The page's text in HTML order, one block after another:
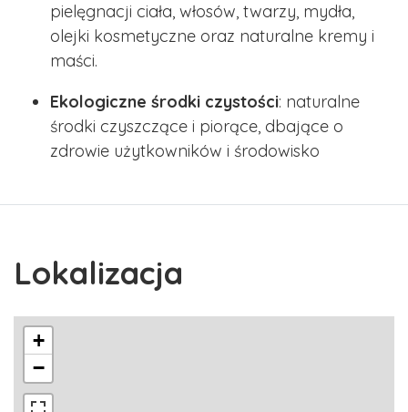
pielęgnacji ciała, włosów, twarzy, mydła,
olejki kosmetyczne oraz naturalne kremy i
maści.​
Ekologiczne środki czystości: naturalne
środki czyszczące i piorące, dbające o
zdrowie użytkowników i środowisko
Lokalizacja
+
−